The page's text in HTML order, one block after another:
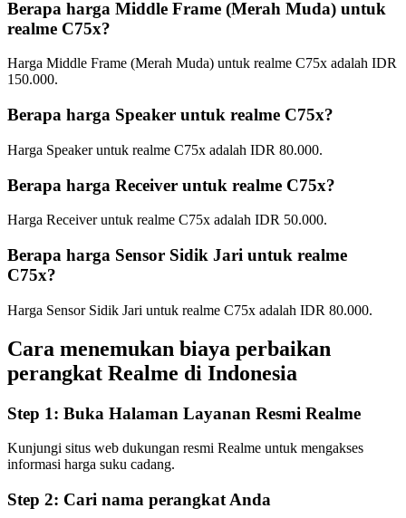
Berapa harga Middle Frame (Merah Muda) untuk
realme C75x?
Harga Middle Frame (Merah Muda) untuk realme C75x adalah IDR
150.000.
Berapa harga Speaker untuk realme C75x?
Harga Speaker untuk realme C75x adalah IDR 80.000.
Berapa harga Receiver untuk realme C75x?
Harga Receiver untuk realme C75x adalah IDR 50.000.
Berapa harga Sensor Sidik Jari untuk realme
C75x?
Harga Sensor Sidik Jari untuk realme C75x adalah IDR 80.000.
Cara menemukan biaya perbaikan
perangkat Realme di Indonesia
Step 1: Buka Halaman Layanan Resmi Realme
Kunjungi situs web dukungan resmi Realme untuk mengakses
informasi harga suku cadang.
Step 2: Cari nama perangkat Anda